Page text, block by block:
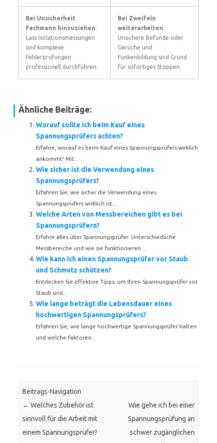
Bei Unsicherheit
Fachmann hinzuziehen.
Lass Isolationsmessungen
und komplexe
Fehlerprüfungen
professionell durchführen.
Bei Zweifeln
weiterarbeiten.
Unsichere Befunde oder
Gerüche und
Funkenbildung sind Grund
für sofortiges Stoppen.
Ähnliche Beiträge:
Worauf sollte ich beim Kauf eines
Spannungsprüfers achten?
Erfahre, worauf es beim Kauf eines Spannungsprüfers wirklich
ankommt! Mit...
Wie sicher ist die Verwendung eines
Spannungsprüfers?
Erfahren Sie, wie sicher die Verwendung eines
Spannungsprüfers wirklich ist...
Welche Arten von Messbereichen gibt es bei
Spannungsprüfern?
Erfahre alles über Spannungsprüfer: Unterschiedliche
Messbereiche und wie sie funktionieren....
Wie kann ich einen Spannungsprüfer vor Staub
und Schmutz schützen?
Entdecken Sie effektive Tipps, um Ihren Spannungsprüfer vor
Staub und...
Wie lange beträgt die Lebensdauer eines
hochwertigen Spannungsprüfers?
Erfahren Sie, wie lange hochwertige Spannungsprüfer halten
und welche Faktoren...
Beitrags-Navigation
← Welches Zubehör ist
sinnvoll für die Arbeit mit
einem Spannungsprüfer?
Wie gehe ich bei einer
Spannungsprüfung an
schwer zugänglichen